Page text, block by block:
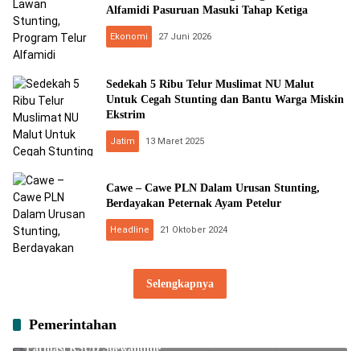
Alfamidi Pasuruan Masuki Tahap Ketiga
Ekonomi 27 Juni 2026
Sedekah 5 Ribu Telur Muslimat NU Malut
Untuk Cegah Stunting dan Bantu Warga Miskin
Ekstrim
Jatim 13 Maret 2025
Cawe – Cawe PLN Dalam Urusan Stunting,
Berdayakan Peternak Ayam Petelur
Headline 21 Oktober 2024
Selengkapnya
Pemerintahan
Wali Kota Eri Beri Perhatian Khusus Pelayanan IGD Hingga
Farmasi RSUD Soewandhie